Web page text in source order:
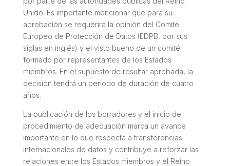
Unido. Es importante mencionar que para su
aprobación se requerirá la opinión del Comité
Europeo de Protección de Datos (EDPB, por sus
siglas en inglés) y el visto bueno de un comité
formado por representantes de los Estados
miembros. En el supuesto de resultar aprobada, la
decisión tendrá un periodo de duración de cuatro
años.
La publicación de los borradores y el inicio del
procedimiento de adecuación marca un avance
importante en lo que respecta a transferencias
internacionales de datos y contribuye a reforzar las
relaciones entre los Estados miembros y el Reino